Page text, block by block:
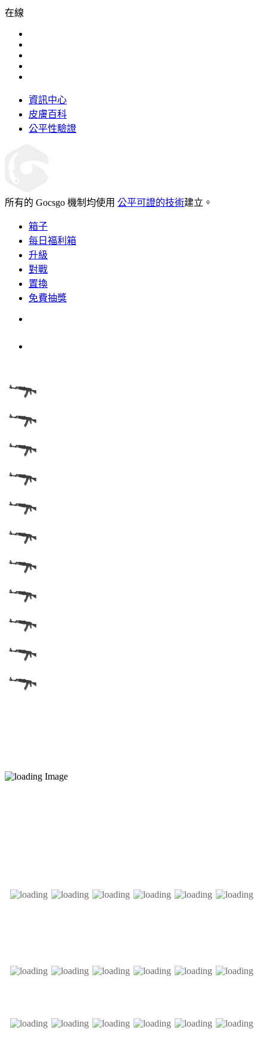
在線
資訊中心
皮膚百科
公平性驗證
所有的 Gocsgo 機制均使用 公平可證的技術建立。
箱子
每日福利箱
升級
對戰
置換
免費抽獎